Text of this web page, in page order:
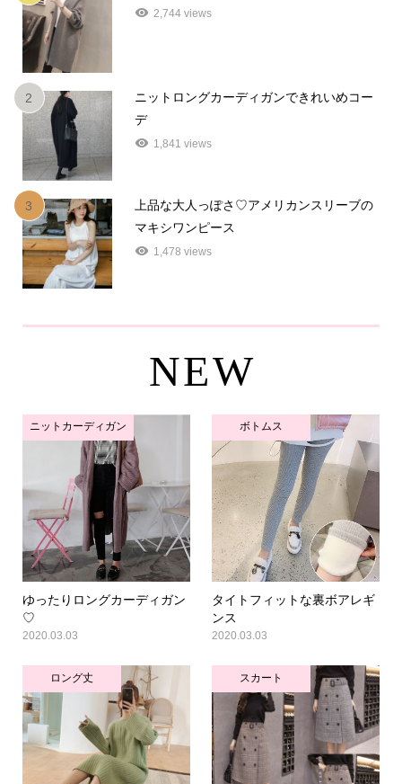
2,744 views
2
ニットロングカーディガンできれいめコー
デ
1,841 views
3
上品な大人っぽさ♡アメリカンスリーブの
マキシワンピース
1,478 views
NEW
ニットカーディガン
ゆったりロングカーディガン
♡
2020.03.03
ボトムス
タイトフィットな裏ボアレギ
ンス
2020.03.03
ロング丈 スカート